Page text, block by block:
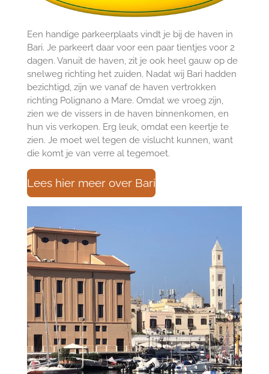
Een handige parkeerplaats vindt je bij de haven in
Bari. Je parkeert daar voor een paar tientjes voor 2
dagen. Vanuit de haven, zit je ook heel gauw op de
snelweg richting het zuiden. Nadat wij Bari hadden
bezichtigd, zijn we vanaf de haven vertrokken
richting Polignano a Mare. Omdat we vroeg zijn,
zien we de vissers in de haven binnenkomen, en
hun vis verkopen. Erg leuk, omdat een keertje te
zien. Je moet wel tegen de vislucht kunnen, want
die komt je van verre al tegemoet.
Lees hier meer over Bari